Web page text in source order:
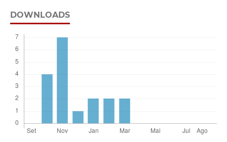
DOWNLOADS